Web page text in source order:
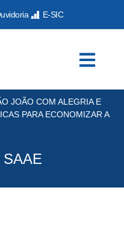
E-SIC
JOÃO COM ALEGRIA E
PARA ECONOMIZAR A